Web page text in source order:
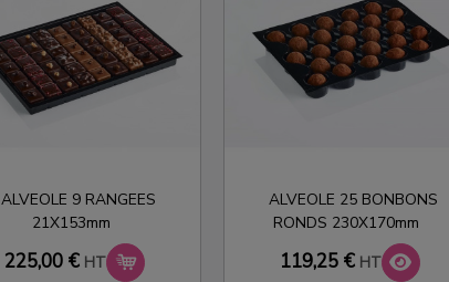
ALVEOLE 9 RANGEES
21X153mm
225,00 € HT
ALVEOLE 25 BONBONS
RONDS 230X170mm
119,25 € HT